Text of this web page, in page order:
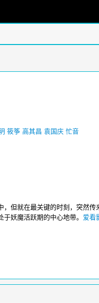
筱筝 高其昌 袁国庆 忙音
就在最关键的时刻，突然传
妖魔活跃期的中心地带。 爱看